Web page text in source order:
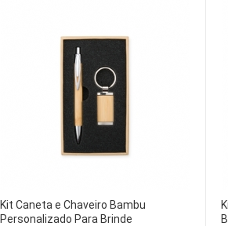
Kit Caneta e Chaveiro Bambu
Personalizado Para Brinde